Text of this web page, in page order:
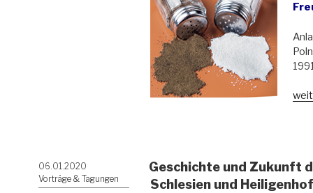
in
Veröffentlicht
am
06.01.2020
Vorträge & Tagungen
Geschichte und Zukunft
Schlesien und Heiligenhof